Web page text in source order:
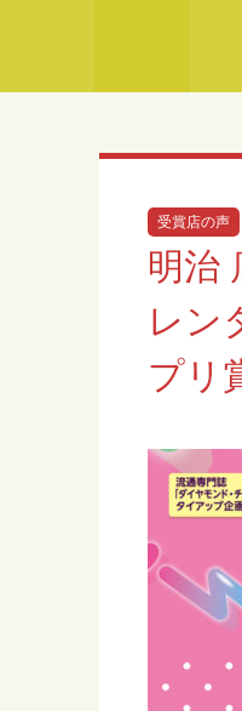
受賞店の声
明治
レン
プリ